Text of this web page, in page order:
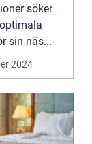
söker
sin näs...
2024